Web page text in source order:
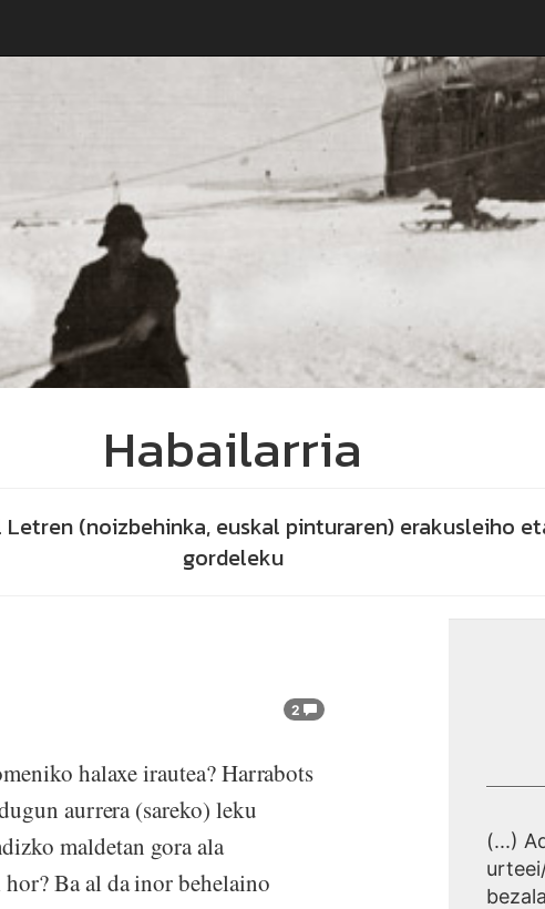
Habailarria
Letren (noizbehinka, euskal pinturaren) erakusleiho
gordeleku
2
halaxe irautea? Harrabots
aurrera (sareko) leku
maldetan gora ala
Ba al da inor behelaino
(...)